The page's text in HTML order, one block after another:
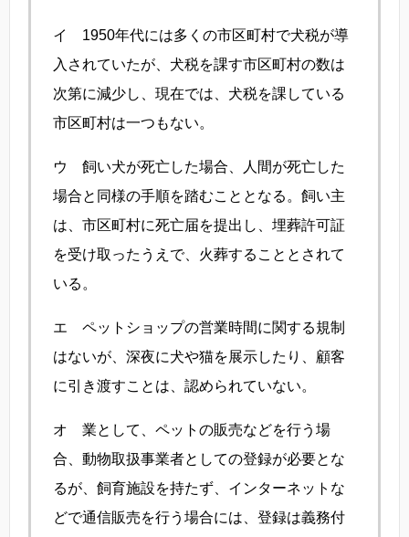
イ 1950年代には多くの市区町村で犬税が導
入されていたが、犬税を課す市区町村の数は
次第に減少し、現在では、犬税を課している
市区町村は一つもない。
ウ 飼い犬が死亡した場合、人間が死亡した
場合と同様の手順を踏むこととなる。飼い主
は、市区町村に死亡届を提出し、埋葬許可証
を受け取ったうえで、火葬することとされて
いる。
エ ペットショップの営業時間に関する規制
はないが、深夜に犬や猫を展示したり、顧客
に引き渡すことは、認められていない。
オ 業として、ペットの販売などを行う場
合、動物取扱事業者としての登録が必要とな
るが、飼育施設を持たず、インターネットな
どで通信販売を行う場合には、登録は義務付